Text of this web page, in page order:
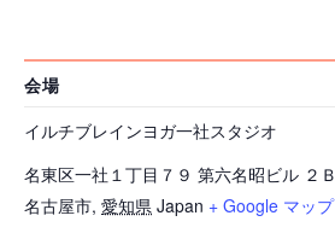
会場
イルチブレインヨガ一社スタジオ
名東区一社１丁目７９ 第六名昭ビル ２Ｂ
名古屋市, 愛知県 Japan + Google マップ